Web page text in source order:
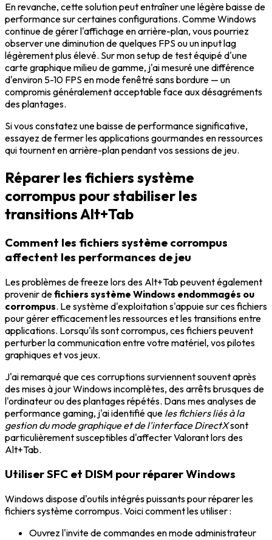
En revanche, cette solution peut entraîner une légère baisse de
performance sur certaines configurations. Comme Windows
continue de gérer l'affichage en arrière-plan, vous pourriez
observer une diminution de quelques FPS ou un input lag
légèrement plus élevé. Sur mon setup de test équipé d'une
carte graphique milieu de gamme, j'ai mesuré une différence
d'environ 5-10 FPS en mode fenêtré sans bordure — un
compromis généralement acceptable face aux désagréments
des plantages.
Si vous constatez une baisse de performance significative,
essayez de fermer les applications gourmandes en ressources
qui tournent en arrière-plan pendant vos sessions de jeu.
Réparer les fichiers système
corrompus pour stabiliser les
transitions Alt+Tab
Comment les fichiers système corrompus
affectent les performances de jeu
Les problèmes de freeze lors des Alt+Tab peuvent également
provenir defichiers système Windows endommagés ou
corrompus. Le système d'exploitation s'appuie sur ces fichiers
pour gérer efficacement les ressources et les transitions entre
applications. Lorsqu'ils sont corrompus, ces fichiers peuvent
perturber la communication entre votre matériel, vos pilotes
graphiques et vos jeux.
J'ai remarqué que ces corruptions surviennent souvent après
des mises à jour Windows incomplètes, des arrêts brusques de
l'ordinateur ou des plantages répétés. Dans mes analyses de
performance gaming, j'ai identifié que les fichiers liés à la
gestion du mode graphique et de l'interface DirectXsont
particulièrement susceptibles d'affecter Valorant lors des
Alt+Tab.
Utiliser SFC et DISM pour réparer Windows
Windows dispose d'outils intégrés puissants pour réparer les
fichiers système corrompus. Voici comment les utiliser :
Ouvrez l'invite de commandes en mode administrateur